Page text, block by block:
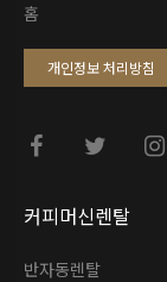
커피머신렌탈
반자동렌탈
홈
개인정보 처리방침